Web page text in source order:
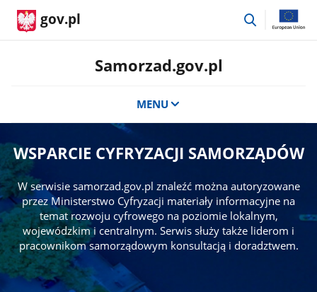
gov.pl
przejdź
Samorzad.gov.pl
MENU
WSPARCIE CYFRYZACJI SAMORZĄDÓW
W serwisie samorzad.gov.pl znaleźć można autoryzowane
przez Ministerstwo Cyfryzacji materiały informacyjne na
temat rozwoju cyfrowego na poziomie lokalnym,
wojewódzkim i centralnym. Serwis służy także liderom i
pracownikom samorządowym konsultacją i doradztwem.